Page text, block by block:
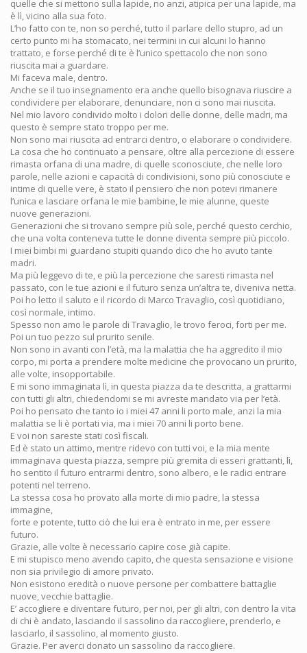
quelle che si mettono sulla lapide, no anzi, atipica per una lapide, ma
è lì, vicino alla sua foto.
L’ho fatto con te, non so perché, tutto il parlare dello stupro, ad un
certo punto mi ha stomacato, nei termini in cui alcuni lo hanno
trattato, e forse perché di te è l’unico spettacolo che non sono
riuscita mai a guardare.
Mi faceva male, dentro.
Anche se il tuo insegnamento era anche quello bisognava riuscire a
condividere per elaborare, denunciare, non ci sono mai riuscita.
Nel mio lavoro condivido molto i dolori delle donne, delle madri, ma
questo è sempre stato troppo per me.
Non sono mai riuscita ad entrarci dentro, o elaborare o condividere.
La cosa che ho continuato a pensare, oltre alla percezione di essere
rimasta orfana di una madre, di quelle sconosciute, che nelle loro
parole, nelle azioni e capacità di condivisioni, sono più conosciute e
intime di quelle vere, è stato il pensiero che non potevi rimanere
l’unica e lasciare orfana le mie bambine, le mie alunne, queste
nuove generazioni.
Generazioni che si trovano sempre più sole, perché questo cerchio,
che una volta conteneva tutte le donne diventa sempre più piccolo.
I miei bimbi mi guardano stupiti quando dico che ho avuto tante
madri.
Ma più leggevo di te, e più la percezione che saresti rimasta nel
passato, con le tue azioni e il futuro senza un’altra te, diveniva netta.
Poi ho letto il saluto e il ricordo di Marco Travaglio, così quotidiano,
così normale, intimo.
Spesso non amo le parole di Travaglio, le trovo feroci, forti per me.
Poi un tuo pezzo sul prurito senile.
Non sono in avanti con l’età, ma la malattia che ha aggredito il mio
corpo, mi porta a prendere molte medicine che provocano un prurito,
alle volte, insopportabile.
E mi sono immaginata lì, in questa piazza da te descritta, a grattarmi
con tutti gli altri, chiedendomi se mi avreste mandato via per l’età.
Poi ho pensato che tanto io i miei 47 anni li porto male, anzi la mia
malattia se li è portati via, ma i miei 70 anni li porto bene.
E voi non sareste stati così fiscali.
Ed è stato un attimo, mentre ridevo con tutti voi, e la mia mente
immaginava questa piazza, sempre più gremita di esseri grattanti, lì,
ho sentito il futuro entrarmi dentro, sono albero, e le radici entrare
potenti nel terreno.
La stessa cosa ho provato alla morte di mio padre, la stessa
immagine,
forte e potente, tutto ciò che lui era è entrato in me, per essere
futuro.
Grazie, alle volte è necessario capire cose già capite.
E mi stupisco meno avendo capito, che questa sensazione e visione
non sia privilegio di amore privato.
Non esistono eredità o nuove persone per combattere battaglie
nuove, vecchie battaglie.
E’ accogliere e diventare futuro, per noi, per gli altri, con dentro la vita
di chi è andato, lasciando il sassolino da raccogliere, prenderlo, e
lasciarlo, il sassolino, al momento giusto.
Grazie. Per averci donato un sassolino da raccogliere.